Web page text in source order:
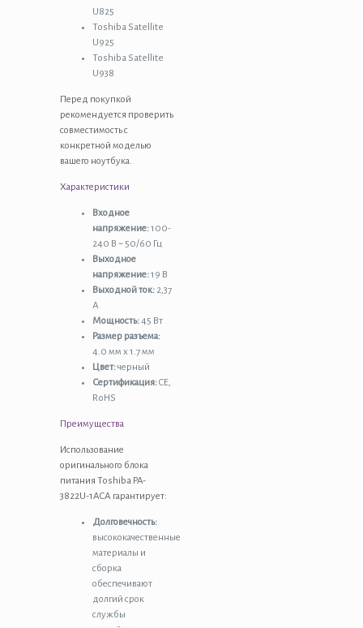
U825
Toshiba Satellite
U925
Toshiba Satellite
U938
Перед покупкой
рекомендуется проверить
совместимость с
конкретной моделью
вашего ноутбука.
Характеристики
Входное
напряжение:100-
240 В ~ 50/60 Гц
Выходное
напряжение:19 В
Выходной ток: 2,37
А
Мощность:45 Вт
Размер разъема:
4.0 мм x 1.7 мм
Цвет:черный
Сертификация:CE,
RoHS
Преимущества
Использование
оригинального блока
питания Toshiba PA-
3822U-1ACA гарантирует:
Долговечность:
высококачественные
материалы и
сборка
обеспечивают
долгий срок
службы